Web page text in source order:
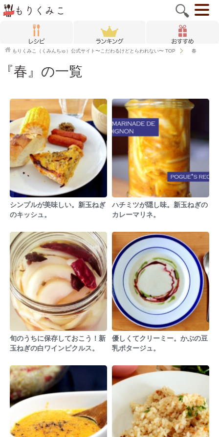
もりくみこ（くみんちゅ）公式サイト〜こだわるけどとらわれない〜 TOP 春
『春』の一覧
シンプルが美味しい。新玉ねぎ
のキッシュ。
ハチミツが隠し味。新玉ねぎの
カレーマリネ。
旬のうちに保存しておこう！新
玉ねぎの白ワインピクルス。
優しくてクリーミー。かぶの豆
乳ポタージュ。